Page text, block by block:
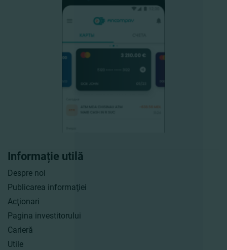
Informație utilă
Despre noi
Publicarea informaţiei
Acţionari
Pagina investitorului
Carieră
Utile